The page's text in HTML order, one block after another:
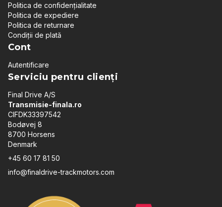
Politica de confidențialitate
Politica de expediere
Politica de returnare
Condiții de plată
Cont
Autentificare
Serviciu pentru clienți
Final Drive A/S
Transmisie-finala.ro
CIFDK33397542
Bodøvej 8
8700 Horsens
Denmark
+45 60 17 81 50
info@finaldrive-trackmotors.com